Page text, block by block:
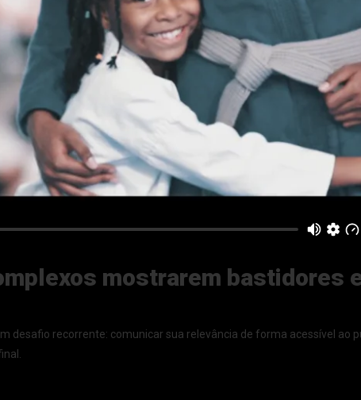
mostrarem bastidores
desafio recorrente: comunicar sua relevância de forma acessível ao